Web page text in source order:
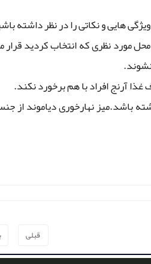
هایی و نکاتی را در نظر داشته
مورد نظری که انتخاب کردید
آرنج افراد با هم برخورد نکند.
باشد.میز نهارخوری دیاموند از
قبلی